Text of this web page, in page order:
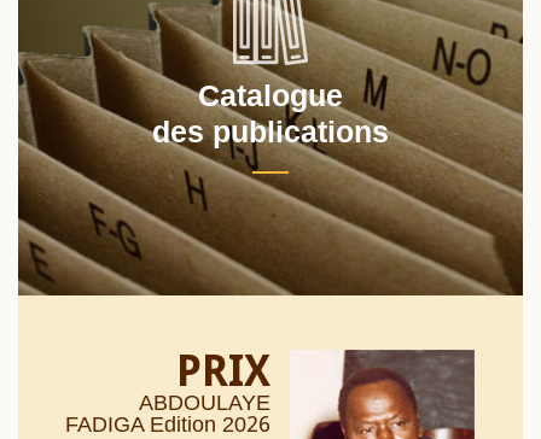
Catalogue
des publications
PRIX
ABDOULAYE
FADIGA Edition 2026